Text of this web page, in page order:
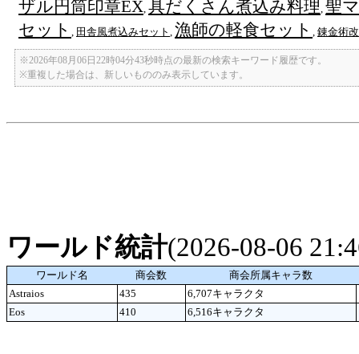
ザル円筒印章EX 具だくさん煮込み料理 聖
セット
田舎風煮込みセット 漁師の軽食セット 錬金術
※2026年08月06日22時04分43秒時点の最新の検索キーワード履歴です。
※重複した場合は、新しいもののみ表示しています。
ワールド統計(2026-08-06
ワールド名 商会数
商会所属キャラ数
Astraios
435 6,707キャラクタ
Eos
410 6,516キャラクタ